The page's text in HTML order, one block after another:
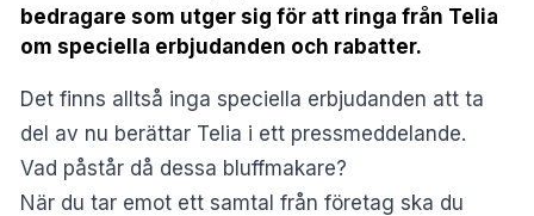
bedragare som utger sig för att ringa från Telia
om speciella erbjudanden och rabatter.
Det finns alltså inga speciella erbjudanden att ta
del av nu berättar Telia i ett pressmeddelande.
Vad påstår då dessa bluffmakare?
När du tar emot ett samtal från företag ska du